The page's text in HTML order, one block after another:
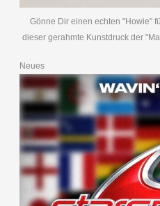
Gönne Dir einen echten "Howie"
dieser gerahmte Kunstdruck der
Neues